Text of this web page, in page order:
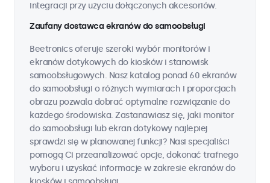
integracji przy użyciu dołączonych akcesoriów.
Zaufany dostawca ekranów do samoobsługi
Beetronics oferuje szeroki wybór monitorów i
ekranów dotykowych do kiosków i stanowisk
samoobsługowych. Nasz katalog ponad 60 ekranów
do samoobsługi o różnych wymiarach i proporcjach
obrazu pozwala dobrać optymalne rozwiązanie do
każdego środowiska. Zastanawiasz się, jaki monitor
do samoobsługi lub ekran dotykowy najlepiej
sprawdzi się w planowanej funkcji? Nasi specjaliści
pomogą Ci przeanalizować opcje, dokonać trafnego
wyboru i uzyskać informacje w zakresie ekranów do